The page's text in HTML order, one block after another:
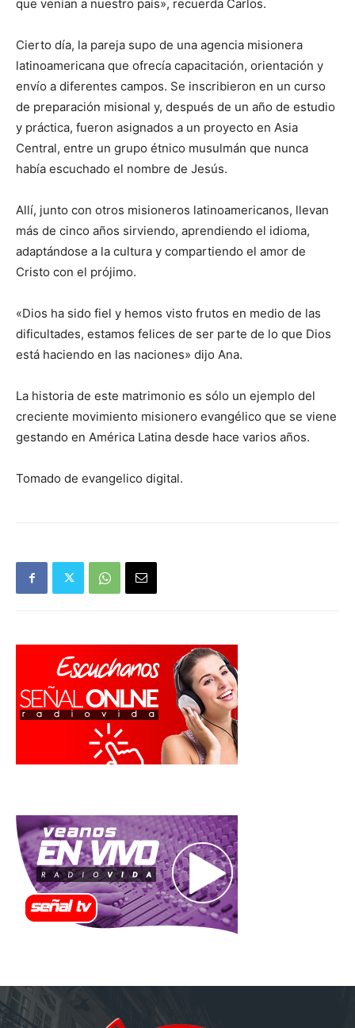
que venían a nuestro país», recuerda Carlos.
Cierto día, la pareja supo de una agencia misionera
latinoamericana que ofrecía capacitación, orientación y
envío a diferentes campos. Se inscribieron en un curso
de preparación misional y, después de un año de estudio
y práctica, fueron asignados a un proyecto en Asia
Central, entre un grupo étnico musulmán que nunca
había escuchado el nombre de Jesús.
Allí, junto con otros misioneros latinoamericanos, llevan
más de cinco años sirviendo, aprendiendo el idioma,
adaptándose a la cultura y compartiendo el amor de
Cristo con el prójimo.
«Dios ha sido fiel y hemos visto frutos en medio de las
dificultades, estamos felices de ser parte de lo que Dios
está haciendo en las naciones» dijo Ana.
La historia de este matrimonio es sólo un ejemplo del
creciente movimiento misionero evangélico que se viene
gestando en América Latina desde hace varios años.
Tomado de evangelico digital.